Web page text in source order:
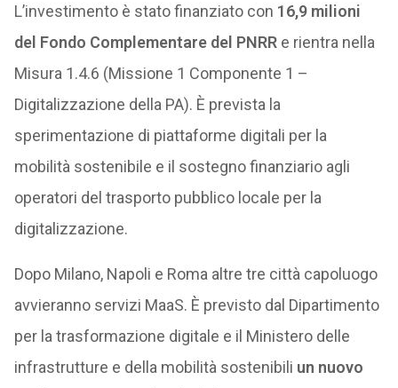
L’investimento è stato finanziato con 16,9 milioni
del Fondo Complementare del PNRRe rientra nella
Misura 1.4.6 (Missione 1 Componente 1 –
Digitalizzazione della PA). È prevista la
sperimentazione di piattaforme digitali per la
mobilità sostenibile e il sostegno finanziario agli
operatori del trasporto pubblico locale per la
digitalizzazione.
Dopo Milano, Napoli e Roma altre tre città capoluogo
avvieranno servizi MaaS. È previsto dal Dipartimento
per la trasformazione digitale e il Ministero delle
infrastrutture e della mobilità sostenibili un nuovo